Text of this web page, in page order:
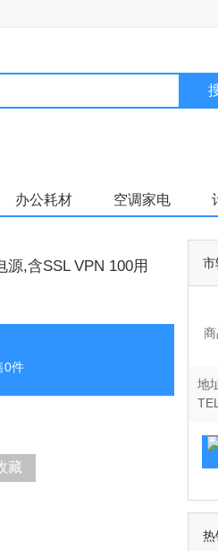
办公耗材 空调家电
,含SSL VPN 100用
0件
藏
市
地
热